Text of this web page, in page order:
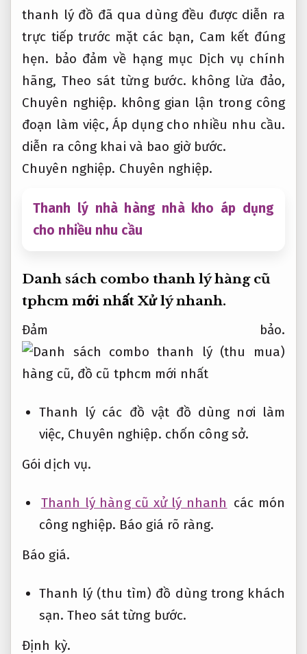
thanh lý đồ đã qua dùng đều được diễn ra
trực tiếp trước mặt các bạn, Cam kết đúng
hẹn. bảo đảm về hạng mục Dịch vụ chính
hãng,Theo sát từng bước. không lừa đảo,
Chuyên nghiệp. không gian lận trong công
đoạn làm việc,Áp dụng cho nhiều nhu cầu.
diễn ra công khai và bao giờ bước.
Chuyên nghiệp. Chuyên nghiệp.
Thanh lý nhà hàng nhà kho áp dụng
cho nhiều nhu cầu
Danh sách combo thanh lý hàng cũ
tphcm mới nhất Xử lý nhanh.
Đảm bảo.
Thanh lý các đồ vật đồ dùng nơi làm
việc, Chuyên nghiệp. chốn công sở.
Gói dịch vụ.
Thanh lý hàng cũ xử lý nhanh các món
công nghiệp. Báo giá rõ ràng.
Báo giá.
Thanh lý (thu tìm) đồ dùng trong khách
sạn.Theo sát từng bước.
Định kỳ.